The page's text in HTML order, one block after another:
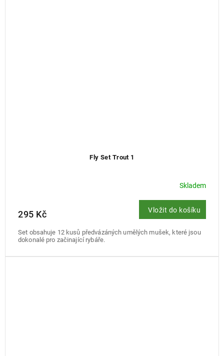
Fly Set Trout 1
Skladem
295 Kč Vložit do košíku
Set obsahuje 12 kusů předvázáných umělých mušek, které jsou
dokonalé pro začinající rybáře.